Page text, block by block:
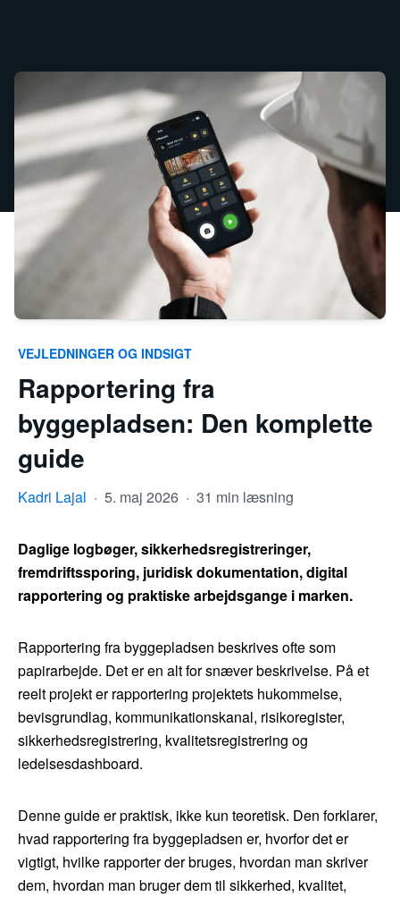
VEJLEDNINGER OG INDSIGT
Rapportering fra
byggepladsen: Den komplette
guide
Kadri Lajal · 5. maj 2026 · 31 min læsning
Daglige logbøger, sikkerhedsregistreringer,
fremdriftssporing, juridisk dokumentation, digital
rapportering og praktiske arbejdsgange i marken.
Rapportering fra byggepladsen beskrives ofte som
papirarbejde. Det er en alt for snæver beskrivelse. På et
reelt projekt er rapportering projektets hukommelse,
bevisgrundlag, kommunikationskanal, risikoregister,
sikkerhedsregistrering, kvalitetsregistrering og
ledelsesdashboard.
Denne guide er praktisk, ikke kun teoretisk. Den forklarer,
hvad rapportering fra byggepladsen er, hvorfor det er
vigtigt, hvilke rapporter der bruges, hvordan man skriver
dem, hvordan man bruger dem til sikkerhed, kvalitet,